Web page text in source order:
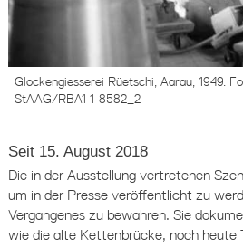
Glockengiesserei Rüetschi, Aarau, 1949.
StAAG/RBA1-1-8582_2
Seit 15. August 2018
Die in der Ausstellung vertretenen
um in der Presse veröffentlicht zu
Vergangenes zu bewahren. Sie
wie die alte Kettenbrücke, noch heute